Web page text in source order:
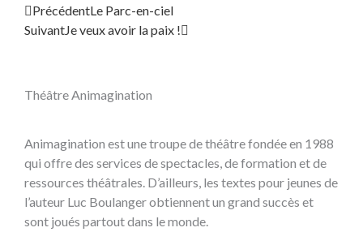
Précédent
PrécédentLe Parc-en-ciel
SuivantJe veux avoir la paix !
Théâtre Animagination
Animagination est une troupe de théâtre fondée en 1988
qui offre des services de spectacles, de formation et de
ressources théâtrales. D’ailleurs, les textes pour jeunes de
l’auteur Luc Boulanger obtiennent un grand succès et
sont joués partout dans le monde.